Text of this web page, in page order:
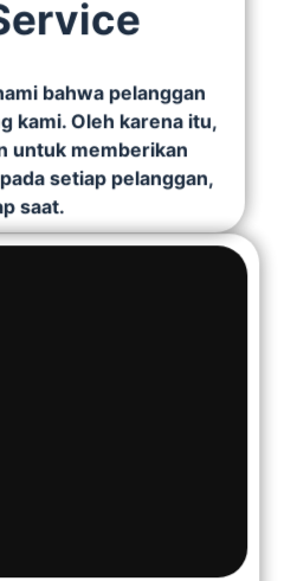
bahwa pelanggan
kami. Oleh karena itu,
untuk memberikan
setiap pelanggan,
saat.